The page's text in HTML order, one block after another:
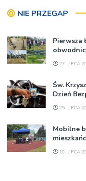
NIE PRZEGAP
Pierwsza
27 LIPCA
Św.
Dzień
25 LIPCA
Mobilne
10 LIPCA